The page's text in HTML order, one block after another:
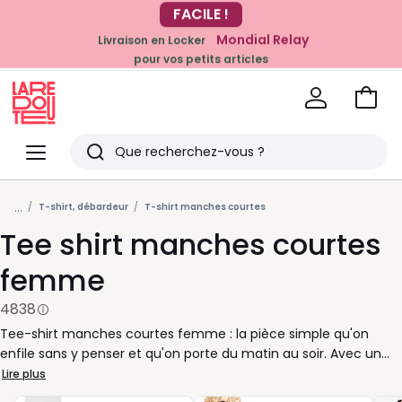
EN CE MOMENT
-20% dès 39€*
sur la mode
Livraison en Locker Mondial Relay
pour vos petits articles
Menu
Redoute
Rechercher
Derniers
articles
vus
Voir
... T-shirt, débardeur T-shirt manches courtes
Tee shirt manches courtes
femme
4838
Tee-shirt manches courtes femme : la pièce simple qu'on
enfile sans y penser et qu'on porte du matin au soir. Avec un
jean droit, un short en toile ou une jupe fluide, il suit votre
rythme et vos envies. Col rond ou col V, coupe ajustée ou plus
Lire plus